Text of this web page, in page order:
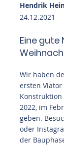
Hendrik
24.12.2021
Eine gute
Wir haben
ersten Viator
2022, im
geben.
oder
der